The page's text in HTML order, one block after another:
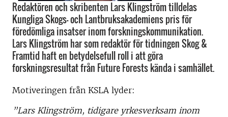
Redaktören och skribenten Lars Klingström tilldelas
Kungliga Skogs- och Lantbruksakademiens pris för
föredömliga insatser inom forskningskommunikation.
Lars Klingström har som redaktör för tidningen Skog &
Framtid haft en betydelsefull roll i att göra
forskningsresultat från Future Forests kända i samhället.
Motiveringen från KSLA lyder:
”Lars Klingström, tidigare yrkesverksam inom